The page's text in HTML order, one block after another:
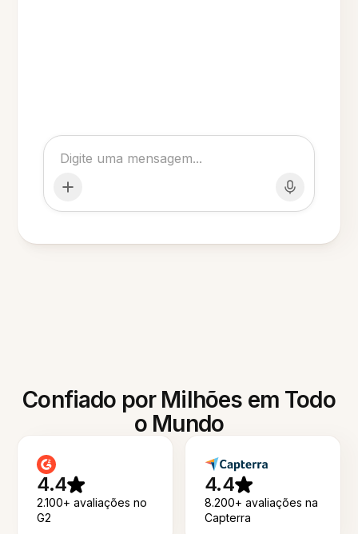
Confiado por Milhões em Todo
o Mundo
4.4
2.100+ avaliações no
G2
4.4
8.200+ avaliações na
Capterra